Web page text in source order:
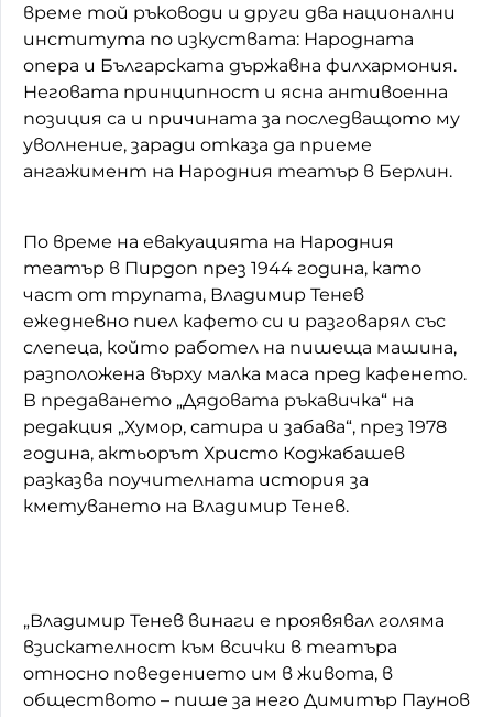
време той ръководи и други два национални
института по изкуствата: Народната
опера и Българската държавна филхармония.
Неговата принципност и ясна антивоенна
позиция са и причината за последващото му
уволнение, заради отказа да приеме
ангажимент на Народния театър в Берлин.
По време на евакуацията на Народния
театър в Пирдоп през 1944 година, като
част от трупата, Владимир Тенев
ежедневно пиел кафето си и разговарял със
слепеца, който работел на пишеща машина,
разположена върху малка маса пред кафенето.
В предаването „Дядовата ръкавичка“ на
редакция „Хумор, сатира и забава“, през 1978
година, актьорът Христо Коджабашев
разказва поучителната история за
кметуването на Владимир Тенев.
„Владимир Тенев винаги е проявявал голяма
взискателност към всички в театъра
относно поведението им в живота, в
обществото – пише за него Димитър Паунов